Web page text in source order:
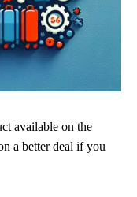
available on the
a better deal if you